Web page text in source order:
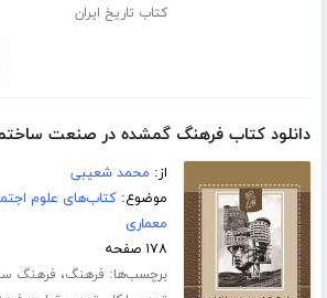
کتاب تاریخ ایران
دانلود کتاب فرهنگ گمشده در صنعت
از: محمد شعیبی
موضوع:کتاب‌های علوم
معماری
۱۷۸ صفحه
برچسب‌ها: فرهنگ، فرهنگ